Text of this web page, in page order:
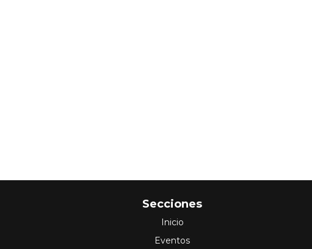
Secciones
Inicio
Eventos